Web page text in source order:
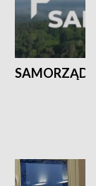
SAMORZĄD